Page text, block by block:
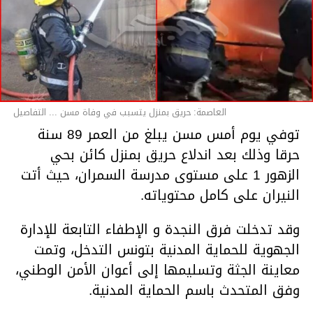
العاصمة: حريق بمنزل يتسبب في وفاة مسن ... التفاصيل
توفي يوم أمس مسن يبلغ من العمر 89 سنة
حرقا وذلك بعد اندلاع حريق بمنزل كائن بحي
الزهور 1 على مستوى مدرسة السمران، حيث أتت
النيران على كامل محتوياته.
وقد تدخلت فرق النجدة و الإطفاء التابعة للإدارة
الجهوية للحماية المدنية بتونس التدخل، وتمت
معاينة الجثة وتسليمها إلى أعوان الأمن الوطني،
وفق المتحدث باسم الحماية المدنية.